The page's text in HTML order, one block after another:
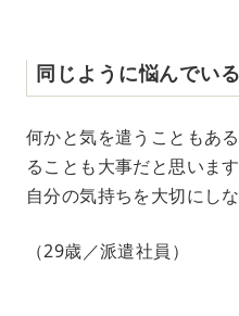
同じように悩んでい
何かと気を遣うこともあ
ることも大事だと思います
自分の気持ちを大切にし
（29歳／派遣社員）